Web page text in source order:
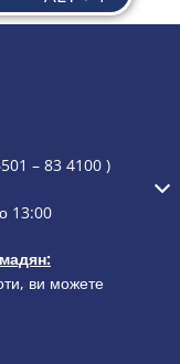
– 83 4100 )
час відкриття або
13:00
ви можете